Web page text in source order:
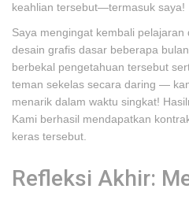
keahlian tersebut—termasuk saya!
Saya mengingat kembali
desain grafis dasar beberapa
berbekal pengetahuan tersebut
teman sekelas secara daring —
menarik dalam waktu singkat!
Kami berhasil mendapatkan
keras tersebut.
Refleksi Akhir: